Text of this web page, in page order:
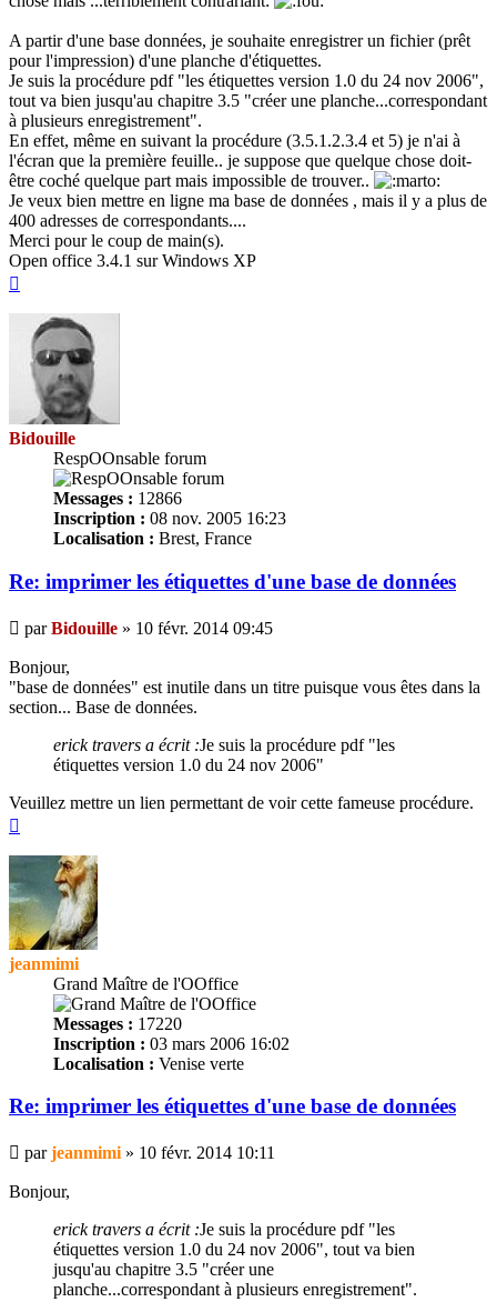
A partir d'une base données, je souhaite enregistrer un fichier (prêt
pour l'impression) d'une planche d'étiquettes.
Je suis la procédure pdf "les étiquettes version 1.0 du 24 nov 2006",
tout va bien jusqu'au chapitre 3.5 "créer une planche...correspondant
à plusieurs enregistrement".
En effet, même en suivant la procédure (3.5.1.2.3.4 et 5) je n'ai à
l'écran que la première feuille.. je suppose que quelque chose doit-
être coché quelque part mais impossible de trouver..
Je veux bien mettre en ligne ma base de données , mais il y a plus de
400 adresses de correspondants....
Merci pour le coup de main(s).
Open office 3.4.1 sur Windows XP
Bidouille
RespOOnsable forum
Messages : 12866
Inscription : 08 nov. 2005 16:23
Localisation : Brest, France
Re: imprimer les étiquettes d'une base de données
Message
parBidouille » 10 févr. 2014 09:45
Bonjour,
"base de données" est inutile dans un titre puisque vous êtes dans la
section... Base de données.
erick travers a écrit :Je suis la procédure pdf "les
étiquettes version 1.0 du 24 nov 2006"
Veuillez mettre un lien permettant de voir cette fameuse procédure.
jeanmimi
Grand Maître de l'OOffice
Messages : 17220
Inscription : 03 mars 2006 16:02
Localisation : Venise verte
Re: imprimer les étiquettes d'une base de données
Message
parjeanmimi » 10 févr. 2014 10:11
Bonjour,
erick travers a écrit :Je suis la procédure pdf "les
étiquettes version 1.0 du 24 nov 2006", tout va bien
jusqu'au chapitre 3.5 "créer une
planche...correspondant à plusieurs enregistrement".